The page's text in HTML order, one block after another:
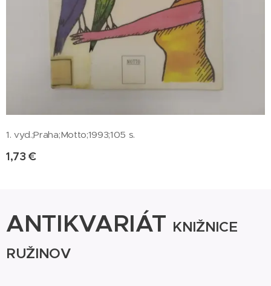
1. vyd.;Praha;Motto;1993;105 s.
1,73 €
ANTIKVARIÁT KNIŽNICE
RUŽINOV